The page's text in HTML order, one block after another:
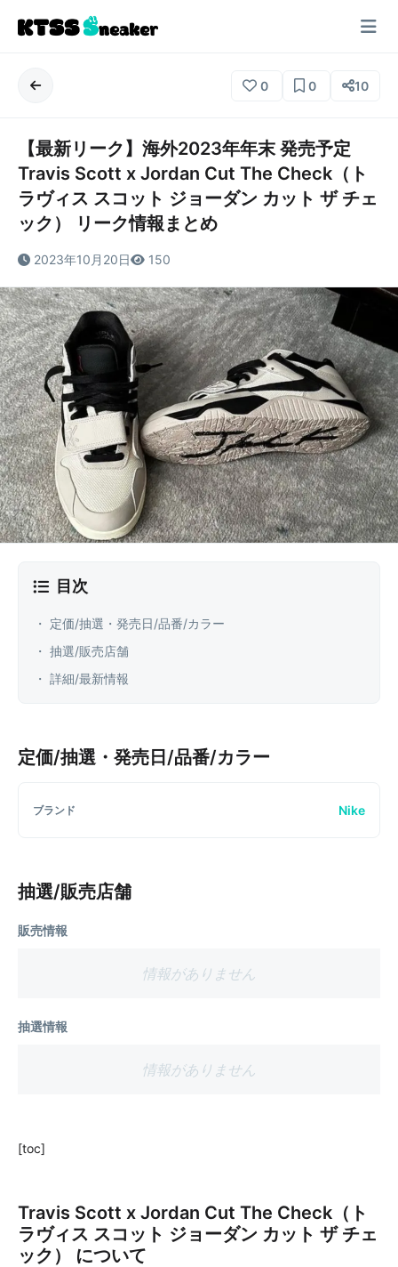
0 0 10
【最新リーク】海外2023年年末 発売予定
Travis Scott x Jordan Cut The Check（ト
ラヴィス スコット ジョーダン カット ザ チェ
ック） リーク情報まとめ
2023年10月20日 150
目次
・ 定価/抽選・発売日/品番/カラー
・ 抽選/販売店舗
・ 詳細/最新情報
定価/抽選・発売日/品番/カラー
ブランド Nike
抽選/販売店舗
販売情報
情報がありません
抽選情報
情報がありません
[toc]
Travis Scott x Jordan Cut The Check（ト
ラヴィス スコット ジョーダン カット ザ チェ
ック） について